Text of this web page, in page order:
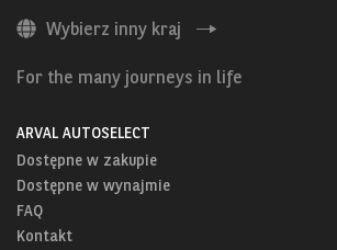
Wybierz inny kraj
For the many journeys in life
ARVAL AUTOSELECT
Dostępne w zakupie
Dostępne w wynajmie
FAQ
Kontakt